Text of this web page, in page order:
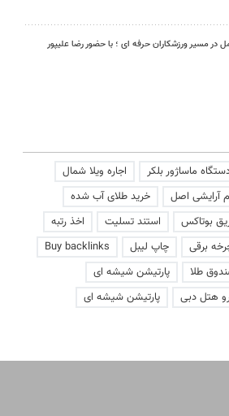
مسیر ورزشکاران حرفه ای ؛ با حضور رضا علیپور
ماساژور بلکر
اجاره ویلا شمال
آرایشی اصل
خرید طلای آب شده
بوتاکس استند تسلیت
اخذ رتبه
برقی چاپ لیبل
Buy backlinks
طلا
پارتیشن شیشه ای
هتل دبی پارتیشن شیشه ای